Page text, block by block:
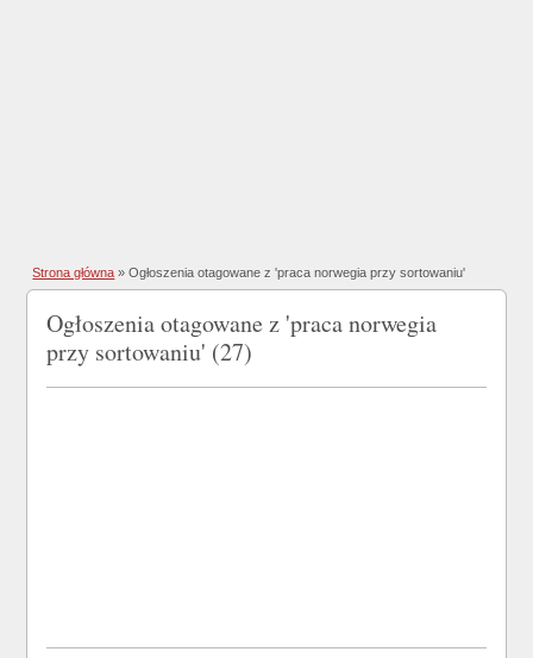
Strona główna »Ogłoszenia otagowane z 'praca norwegia przy sortowaniu'
Ogłoszenia otagowane z 'praca norwegia
przy sortowaniu' (27)